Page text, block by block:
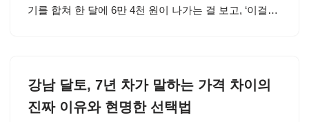
기를 합쳐 한 달에 6만 4천 원이 나가는 걸 보고, ‘이걸…
강남 달토, 7년 차가 말하는 가격 차이의
진짜 이유와 현명한 선택법